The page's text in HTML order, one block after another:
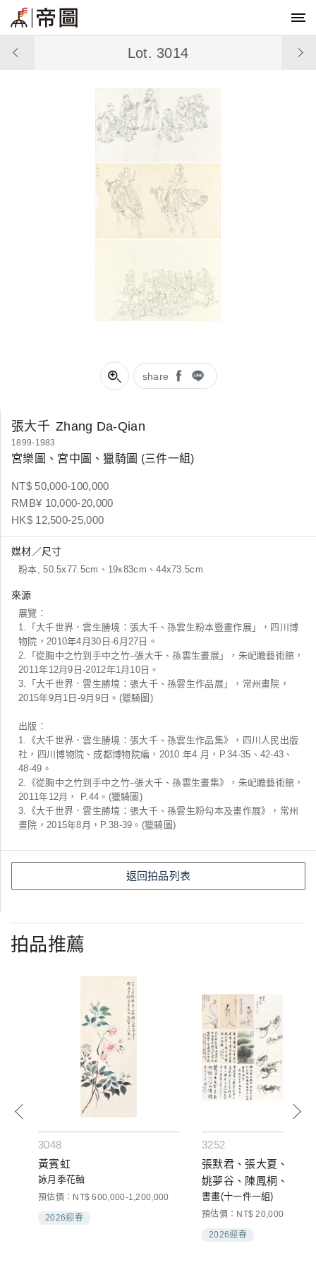
share
Lot. 3014
張大千 Zhang Da-Qian
1899-1983
宮樂圖、宮中圖、獵騎圖 (三件一組)
NT$ 50,000-100,000
RMB¥ 10,000-20,000
HK$ 12,500-25,000
媒材／尺寸
粉本, 50.5x77.5cm、19x83cm、44x73.5cm
來源
展覽：
1.「大千世界．雲生勝境：張大千、孫雲生粉本暨畫作展」，四川博
物院，2010年4月30日-6月27日。
2.「從胸中之竹到手中之竹–張大千、孫雲生畫展」，朱屺瞻藝術館，
2011年12月9日-2012年1月10日。
3.「大千世界．雲生勝境：張大千、孫雲生作品展」，常州畫院，
2015年9月1日-9月9日。(獵騎圖)
出版：
1.《大千世界．雲生勝境：張大千、孫雲生作品集》，四川人民出版
社，四川博物院、成都博物院編，2010 年4 月，P.34-35、42-43、
48-49。
2.《從胸中之竹到手中之竹–張大千、孫雲生畫集》，朱屺瞻藝術館，
2011年12月， P.44。(獵騎圖)
3.《大千世界．雲生勝境：張大千、孫雲生粉勾本及畫作展》，常州
畫院，2015年8月，P.38-39。(獵騎圖)
返回拍品列表
拍品推薦
3048
黃賓虹
詠月季花軸
預估價：NT$ 600,000-1,200,000
2026迎春
3252
張默君、張大夏、丁治
姚夢谷、陳鳳桐、郭燕
陳肇英、佚名
書畫(十一件一組)
預估價：NT$ 20,000-30,000
2026迎春